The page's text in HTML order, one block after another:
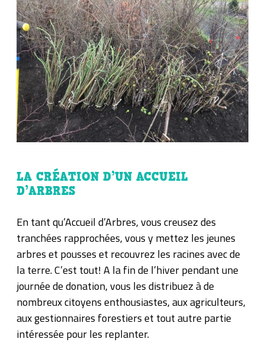
LA CRÉATION D’UN ACCUEIL
D’ARBRES
En tant qu’Accueil d’Arbres, vous creusez des
tranchées rapprochées, vous y mettez les jeunes
arbres et pousses et recouvrez les racines avec de
la terre. C’est tout! A la fin de l’hiver pendant une
journée de donation, vous les distribuez à de
nombreux citoyens enthousiastes, aux agriculteurs,
aux gestionnaires forestiers et tout autre partie
intéressée pour les replanter.